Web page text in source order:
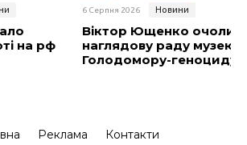
на рф
6 Серпня 2026 Новини
Віктор Ющенко очолив
наглядову раду музею
Голодомору-геноциду
Реклама Контакти